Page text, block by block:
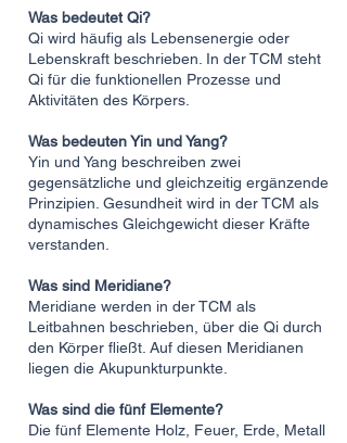
Was bedeutet Qi?
Qi wird häufig als Lebensenergie oder
Lebenskraft beschrieben. In der TCM steht
Qi für die funktionellen Prozesse und
Aktivitäten des Körpers.
Was bedeuten Yin und Yang?
Yin und Yang beschreiben zwei
gegensätzliche und gleichzeitig ergänzende
Prinzipien. Gesundheit wird in der TCM als
dynamisches Gleichgewicht dieser Kräfte
verstanden.
Was sind Meridiane?
Meridiane werden in der TCM als
Leitbahnen beschrieben, über die Qi durch
den Körper fließt. Auf diesen Meridianen
liegen die Akupunkturpunkte.
Was sind die fünf Elemente?
Die fünf Elemente Holz, Feuer, Erde, Metall